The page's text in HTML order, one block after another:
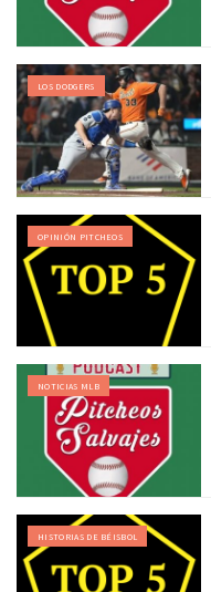
LOS DODGERS
OPINIÓN PITCHEOS
NOTICIAS MLB
HISTORIAS DE BÉISBOL